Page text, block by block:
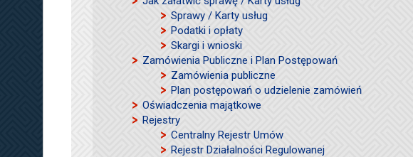
Sprawy / Karty usług
Podatki i opłaty
Skargi i wnioski
Zamówienia Publiczne i Plan Postępowań
Zamówienia publiczne
Plan postępowań o udzielenie zamówień
Oświadczenia majątkowe
Rejestry
Centralny Rejestr Umów
Rejestr Działalności Regulowanej